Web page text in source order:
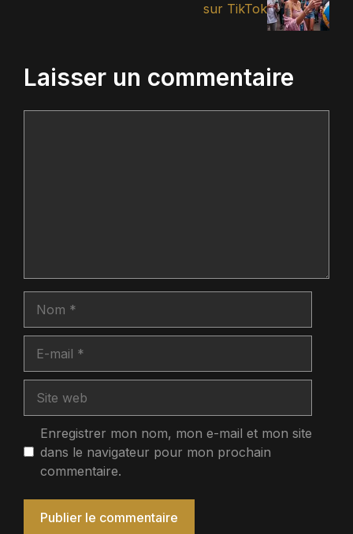
sur TikTok
Laisser un commentaire
mail
web
Enregistrer mon nom, mon e-mail et mon site
dans le navigateur pour mon prochain
commentaire.